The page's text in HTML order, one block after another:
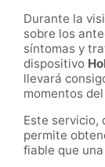
Durante la
sobre los
síntomas y
dispositivo
llevará
momentos
Este servicio,
permite
fiable que